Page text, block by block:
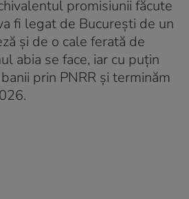
promisiunii făcute
fi legat de București de un
și de o cale ferată de
abia se face, iar cu puțin
prin PNRR și terminăm